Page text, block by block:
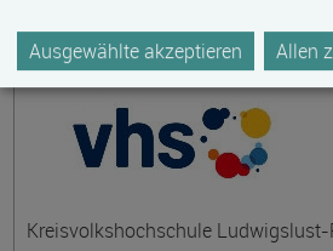
Bildungsanbieter
Kreisvolkshochschule
Ausgewählte akzeptieren Allen